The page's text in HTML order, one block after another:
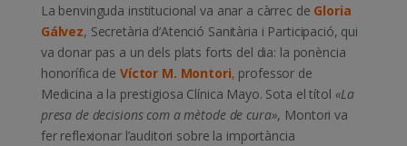
La benvinguda institucional va anar a càrrec de Gloria
Gálvez, Secretària d’Atenció Sanitària i Participació, qui
va donar pas a un dels plats forts del dia: la ponència
honorífica de Víctor M. Montori, professor de
Medicina a la prestigiosa Clínica Mayo. Sota el títol «La
presa de decisions com a mètode de cura», Montori va
fer reflexionar l’auditori sobre la importància